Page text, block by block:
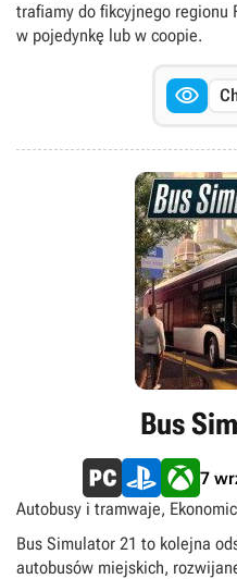
trafiamy do fikcyjnego regionu
w pojedynkę lub w coopie.

Bus
7
Autobusy i tramwaje,
Multiplayer, PS Plus Extra, PS
Singleplayer, Transport
Bus Simulator 21 to kolejna
autobusów miejskich,